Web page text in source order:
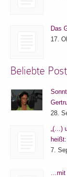
Das
17.
Beliebte
28.
„(…)
7.